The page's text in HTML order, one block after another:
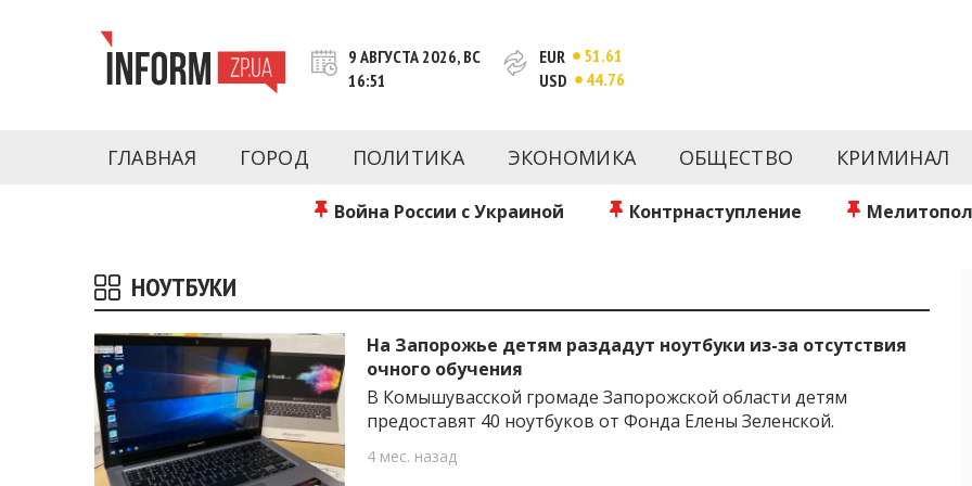
INFORM.ZP.UA – это информационный портал и сайт новостей города Запорожья. Каждый
последние новости Запорожья и Запорожской области за день. Информация и персоны Запорожья.
о событиях города Запорожья и области.
9 АВГУСТА 2026, ВС
16:51
EUR
51.61
USD
44.76
ГЛАВНАЯ ГОРОД ПОЛИТИКА ЭКОНОМИКА ОБЩЕСТВО КРИМИНАЛ
Война России с Украиной Контрнаступление
НОУТБУКИ
На Запорожье детям раздадут ноутбуки из-за отсутствия
очного обучения
В Комышувасской громаде Запорожской области детям
предоставят 40 ноутбуков от Фонда Елены Зеленской.
4 мес. назад